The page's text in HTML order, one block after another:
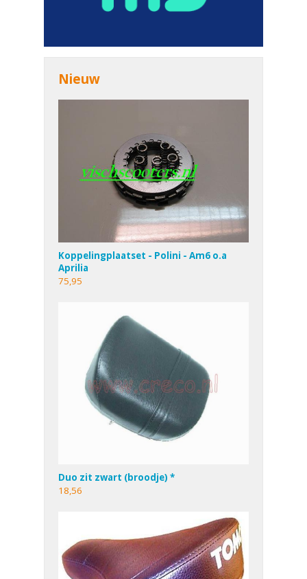
Nieuw
Koppelingplaatset - Polini - Am6 o.a
Aprilia
75,95
Duo zit zwart (broodje) *
18,56